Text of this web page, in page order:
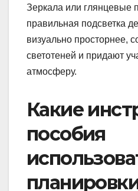
Зеркала или глянцевые
правильная подсветка
визуально просторнее,
светотеней и придают
атмосферу.
Какие
пособия